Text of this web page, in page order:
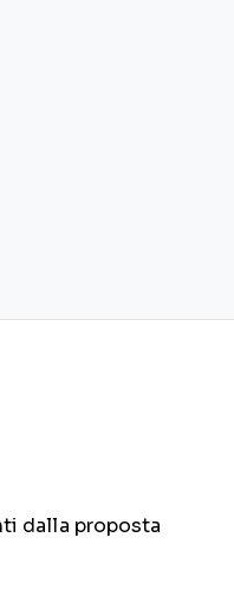
dalla proposta